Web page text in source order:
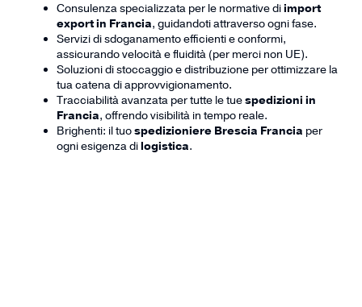
Consulenza specializzata per le normative diimport
export in Francia, guidandoti attraverso ogni fase.
Servizi di sdoganamento efficienti e conformi,
assicurando velocità e fluidità (per merci non UE).
Soluzioni di stoccaggio e distribuzione per ottimizzare la
tua catena di approvvigionamento.
Tracciabilità avanzata per tutte le tuespedizioni in
Francia, offrendo visibilità in tempo reale.
Brighenti: il tuospedizioniere Brescia Francia per
ogni esigenza dilogistica.